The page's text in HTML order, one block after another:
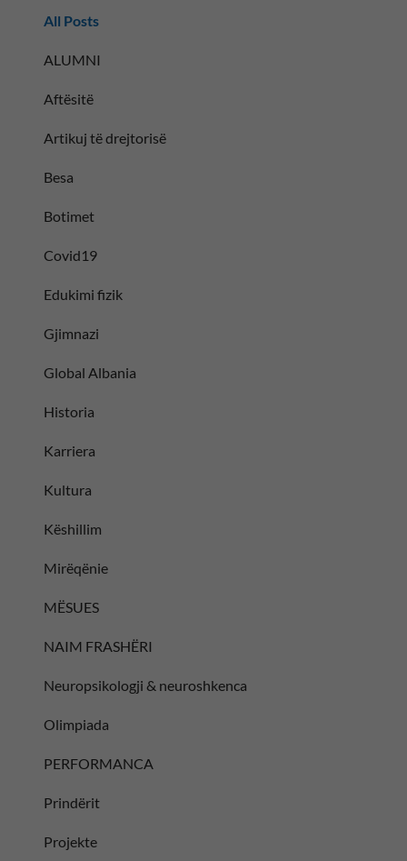
All Posts
ALUMNI
Aftësitë
Artikuj të drejtorisë
Besa
Botimet
Covid19
Edukimi fizik
Gjimnazi
Global Albania
Historia
Karriera
Kultura
Këshillim
Mirëqënie
MËSUES
NAIM FRASHËRI
Neuropsikologji & neuroshkenca
Olimpiada
PERFORMANCA
Prindërit
Projekte